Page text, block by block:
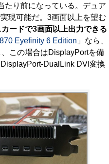
り前になっている。デュア
現可能だ。3画面以上を望む
ードで3画面以上出力できる
Eyefinity 6 Edition 」なら、
この場合はDisplayPortを備
DualLink DVI変換